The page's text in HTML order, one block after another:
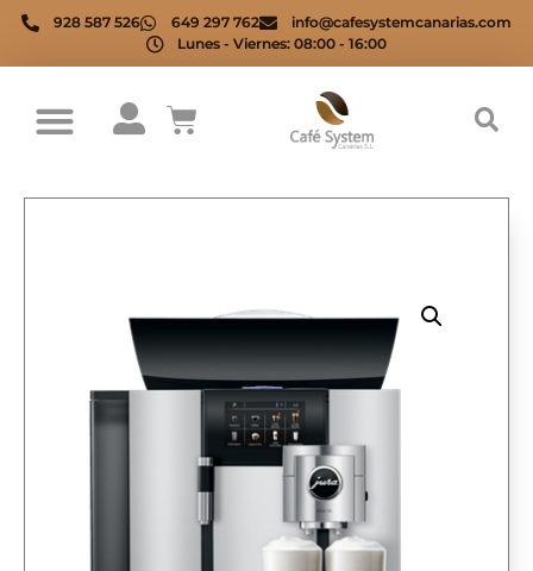
928 587 526 649 297 762
info@cafesystemcanarias.com
Lunes - Viernes: 08:00 - 16:00